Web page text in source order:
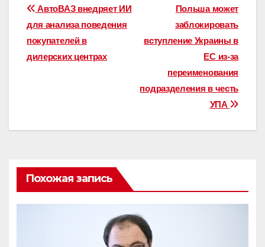
Навигация
по
записям
Польша может
заблокировать
вступление Украины в
ЕС из-за
переименования
подразделения в честь
УПА
АвтоВАЗ внедряет ИИ
для анализа поведения
покупателей в
дилерских центрах
Похожая запись